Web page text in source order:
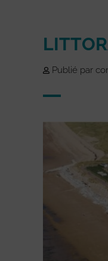
Publié par